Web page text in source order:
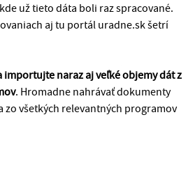
už tieto dáta boli raz spracované.
aj tu portál uradne.sk šetrí
importujte naraz aj veľké objemy dát z
. Hromadne nahrávať dokumenty
zo všetkých relevantných programov